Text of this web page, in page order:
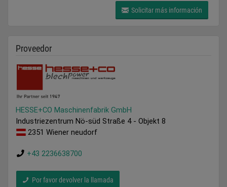
Solicitar más información
Proveedor
HESSE+CO Maschinenfabrik GmbH
Industriezentrum Nö-süd Straße 4 - Objekt 8
2351 Wiener neudorf
+43 2236638700
Por favor devolver la llamada